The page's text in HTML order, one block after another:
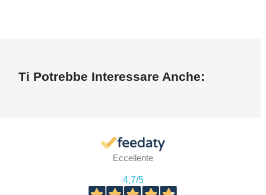
Ti Potrebbe Interessare Anche:
Eccellente
4,7/5